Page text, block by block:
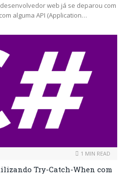
web já se deparou com
alguma API (Application…
1 MIN READ
Try-Catch-When com